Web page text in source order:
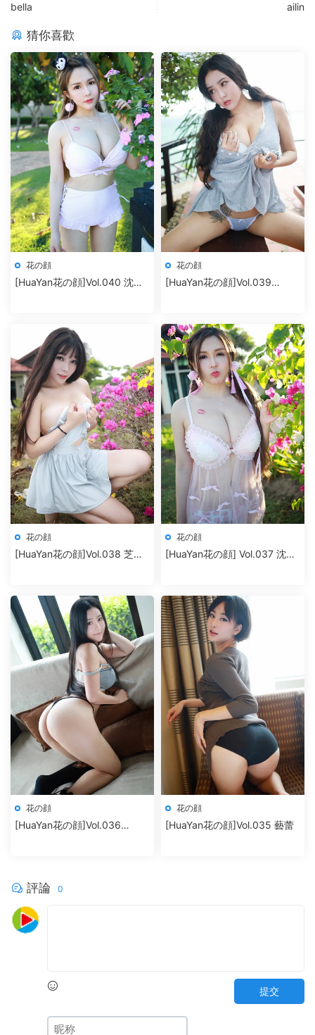
bella
ailin
猜你喜歡
花の顔
[HuaYan花の顔]Vol.040 沈蜜
花の顔
[HuaYan花の顔]Vol.039
花の顔
[HuaYan花の顔]Vol.038 芝芝
花の顔
[HuaYan花の顔] Vol.037 沈蜜
花の顔
[HuaYan花の顔]Vol.036
花の顔
[HuaYan花の顔]Vol.035 藝蕾
評論 0
提交